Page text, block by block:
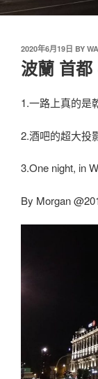
2020年6月19日 BY
波蘭 首
1.一路上真的是
2.酒吧的超大投
3.One night, in
By Morgan